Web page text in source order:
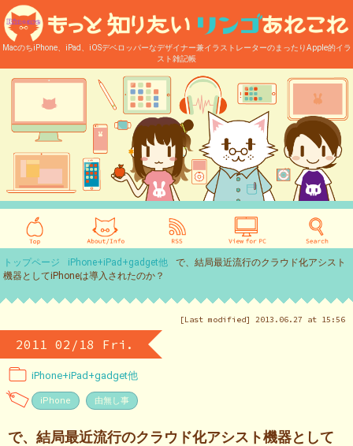
MacのちiPhone、iPad、iOSデベロッパーなデザイナー兼イラストレーターのまったりApple的イラ
スト雑記帳
トップページ iPhone+iPad+gadget他
で、結局最近流行のクラウド化アシスト
機器としてiPhoneは導入されたのか？
[Last modified] 2013.06.27 at 15:56
2011 02/18 Fri.
iPhone+iPad+gadget他
iPhone 由無し事
で、結局最近流行のクラウド化アシスト機器として